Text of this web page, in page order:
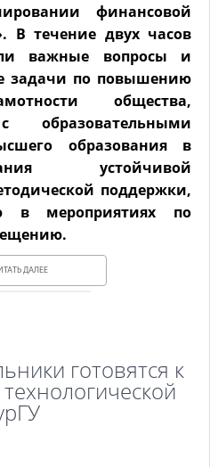
финансовой
В течение двух часов
важные вопросы и
задачи по повышению
общества,
образовательными
образования в
устойчивой
поддержки,
в мероприятиях по
ДАЛЕЕ
готовятся к